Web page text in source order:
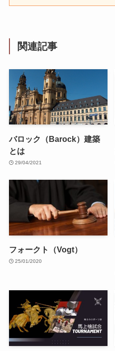
関連記事
バロック（Barock）建築
とは
29/04/2021
フォークト（Vogt）
25/01/2020